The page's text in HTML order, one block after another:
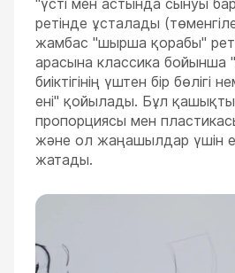
ретінде ұсталады
жамбас "шырша қорабы"
арасына классика бойынша
биіктігінің үштен бір бөлігі
ені" қойылады. Бұл
пропорциясы мен
және ол жаңашылдар үшін
жатады.